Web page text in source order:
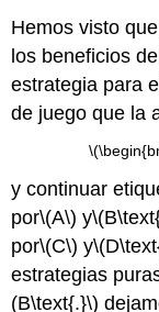
Hemos visto
los beneficios
estrategia para
de juego que la
y continuar
por\(A\) y
por\(C\) y
estrategias
(B\text{.}\)